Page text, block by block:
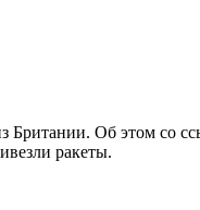
Об этом со
ракеты.